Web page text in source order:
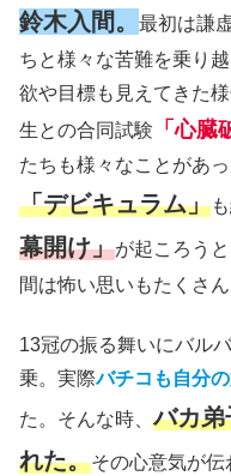
鈴木入間。
最初は謙
ちと様々な苦難を乗り
欲や目標も見えてきた
生との合同試験
「心臓
たちも様々なことがあ
「デビキュラム」
幕開け」が起ころう
間は怖い思いもたくさん
13冠の振る舞いにバル
乗。実際バチコも自分
た。そんな時、バカ弟
れた。その心意気が伝